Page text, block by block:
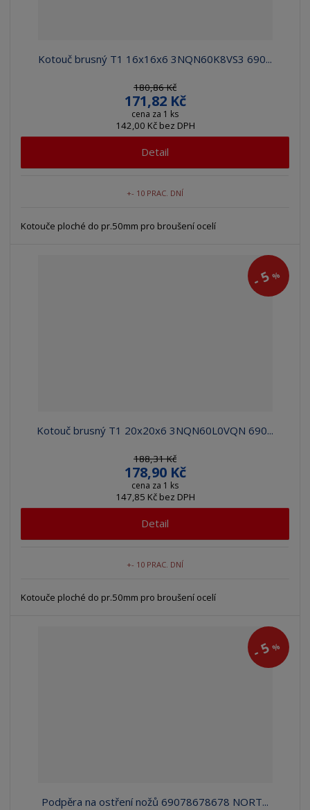
Kotouč brusný T1 16x16x6 3NQN60K8VS3 690...
180,86 Kč
171,82 Kč
cena za 1 ks
142,00 Kč bez DPH
Detail
+- 10 PRAC. DNÍ
Kotouče ploché do pr.50mm pro broušení ocelí
-5%
Kotouč brusný T1 20x20x6 3NQN60L0VQN 690...
188,31 Kč
178,90 Kč
cena za 1 ks
147,85 Kč bez DPH
Detail
+- 10 PRAC. DNÍ
Kotouče ploché do pr.50mm pro broušení ocelí
-5%
Podpěra na ostření nožů 69078678678 NORT...